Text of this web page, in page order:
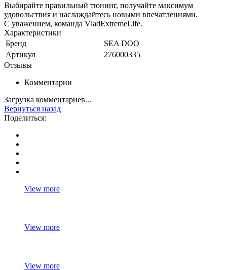
Выбирайте правильный тюнинг, получайте максимум
удовольствия и наслаждайтесь новыми впечатлениями.
С уважением, команда VladExtremeLife.
Характеристики
Бренд
SEA DOO
Артикул
276000335
Отзывы
Комментарии
Загрузка комментариев...
Вернуться назад
Поделиться:
View more
View more
View more